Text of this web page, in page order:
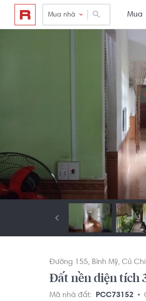
Mua nhà Mua
Đường 155 Bình Mỹ Củ Chi
Đất nền diện tích
Mã nhà đất: PCC73152